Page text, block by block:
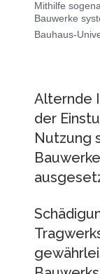
Mithilfe
Bauwerke
Bauhaus-
Alternde
der
Nutzung